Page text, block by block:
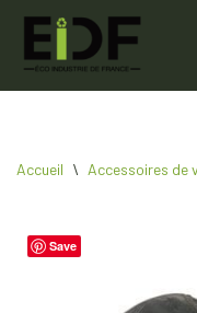
Aller
Accueil \ Accessoires de
Save